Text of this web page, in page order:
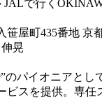
屋町435番地 京
晃
のパイオニアと
スを提供。専